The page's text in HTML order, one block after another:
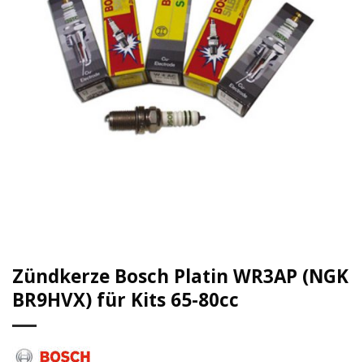
Zündkerze Bosch Platin WR3AP (NGK
BR9HVX) für Kits 65-80cc